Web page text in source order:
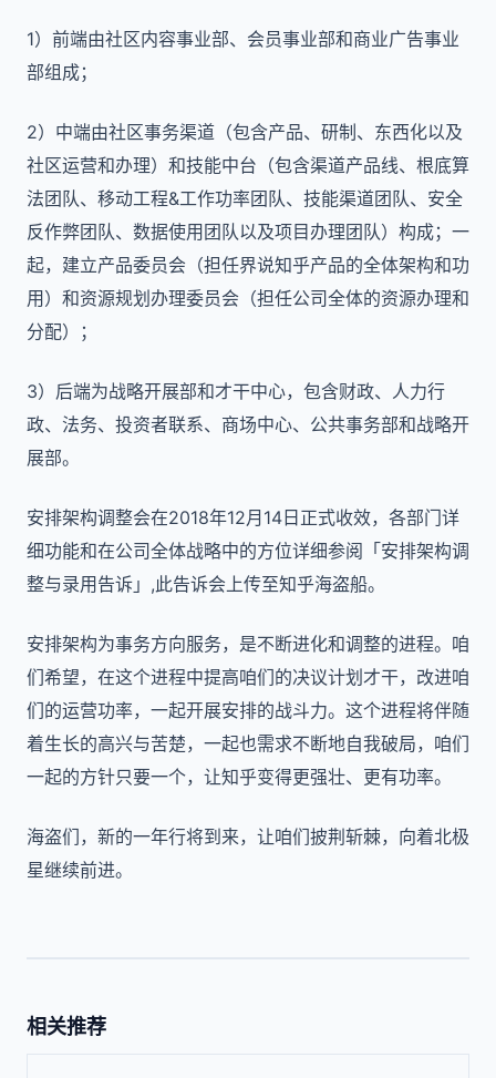
1）前端由社区内容事业部、会员事业部和商业广告事业
部组成；
2）中端由社区事务渠道（包含产品、研制、东西化以及
社区运营和办理）和技能中台（包含渠道产品线、根底算
法团队、移动工程&工作功率团队、技能渠道团队、安全
反作弊团队、数据使用团队以及项目办理团队）构成；一
起，建立产品委员会（担任界说知乎产品的全体架构和功
用）和资源规划办理委员会（担任公司全体的资源办理和
分配）；
3）后端为战略开展部和才干中心，包含财政、人力行
政、法务、投资者联系、商场中心、公共事务部和战略开
展部。
安排架构调整会在2018年12月14日正式收效，各部门详
细功能和在公司全体战略中的方位详细参阅「安排架构调
整与录用告诉」,此告诉会上传至知乎海盗船。
安排架构为事务方向服务，是不断进化和调整的进程。咱
们希望，在这个进程中提高咱们的决议计划才干，改进咱
们的运营功率，一起开展安排的战斗力。这个进程将伴随
着生长的高兴与苦楚，一起也需求不断地自我破局，咱们
一起的方针只要一个，让知乎变得更强壮、更有功率。
海盗们，新的一年行将到来，让咱们披荆斩棘，向着北极
星继续前进。
相关推荐